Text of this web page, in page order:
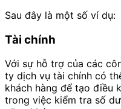
Sau đây là một số ví dụ:
Tài chính
Với sự hỗ trợ của các
ty dịch vụ tài chính có
khách hàng để tạo điều
trong việc kiểm tra số